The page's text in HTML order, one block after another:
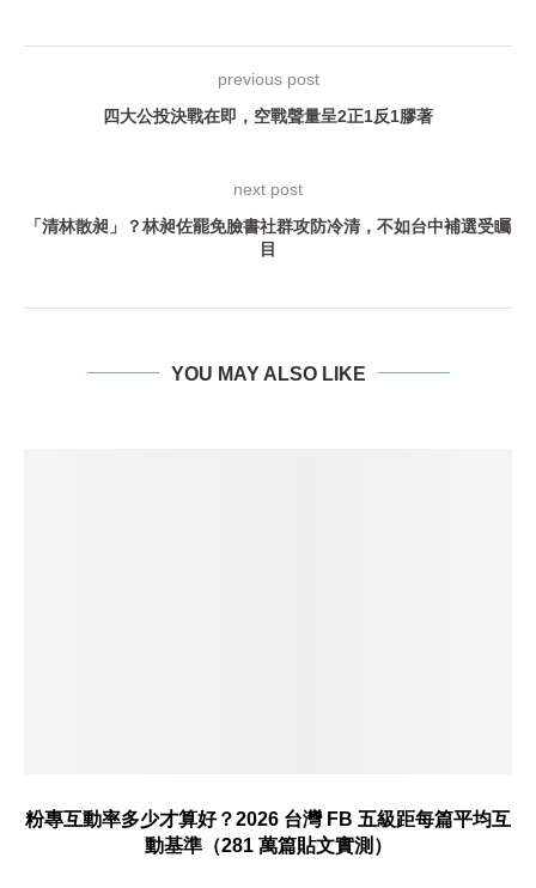
previous post
四大公投決戰在即，空戰聲量呈2正1反1膠著
next post
「清林散昶」？林昶佐罷免臉書社群攻防冷清，不如台中補選受矚
目
YOU MAY ALSO LIKE
粉專互動率多少才算好？2026 台灣 FB 五級距每篇平均互
動基準（281 萬篇貼文實測）